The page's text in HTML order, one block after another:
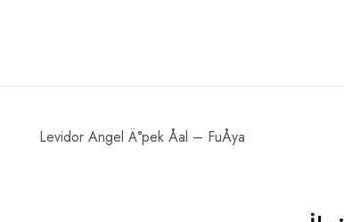
Levidor Angel Ä°pek Åal – FuÅya